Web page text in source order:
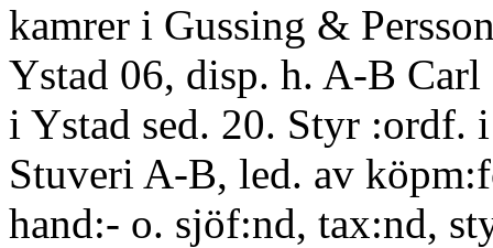
kamrer i Gussing &
Ystad 06, disp. h. A-B Carl
i Ystad sed. 20. Styr :ordf.
Stuveri A-B, led. av
hand:- o. sjöf:nd, tax:nd,